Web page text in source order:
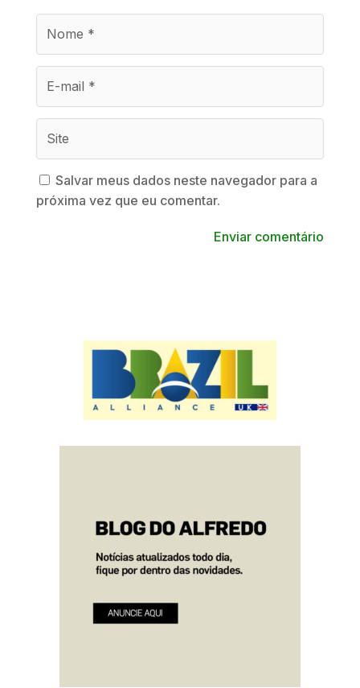
Salvar meus dados neste navegador para a
próxima vez que eu comentar.
Enviar comentário